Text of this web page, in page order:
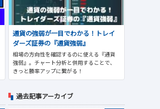
通貨の強弱が一目でわかる！トレイ
ダーズ証券の『通貨強弱』
相場の方向性を確認するのに使える『通貨
強弱』。チャート分析と併用することで、
きっと勝率アップに繋がる！
過去記事アーカイブ